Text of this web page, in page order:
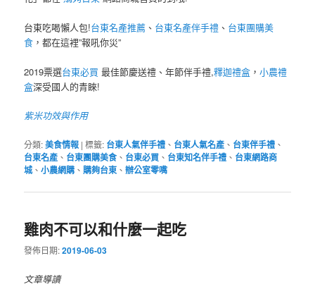
台東吃喝懶人包!台東名產推薦 、 台東名產伴手禮 、 台東團購美
食 ，都在這裡”報吼你災”
2019票選台東必買 最佳節慶送禮、年節伴手禮,釋迦禮盒 ，小農禮
盒深受國人的青睞!
紫米功效與作用
分類:美食情報 |標籤: 台東人氣伴手禮 、 台東人氣名產 、 台東伴手禮 、
台東名產 、 台東團購美食 、 台東必買 、 台東知名伴手禮 、 台東網路商
城 、小農網購 、購夠台東 、辦公室零嘴
雞肉不可以和什麼一起吃
發佈日期:2019-06-03
文章導讀